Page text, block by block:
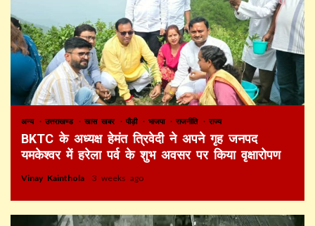
अन्य उत्तराखण्ड खास खबर पौड़ी भाजपा राजनीति राज्य
BKTC के अध्यक्ष हेमंत त्रिवेदी ने अपने गृह जनपद
यमकेश्वर में हरेला पर्व के शुभ अवसर पर किया वृक्षारोपण
Vinay Kainthola 3 weeks ago